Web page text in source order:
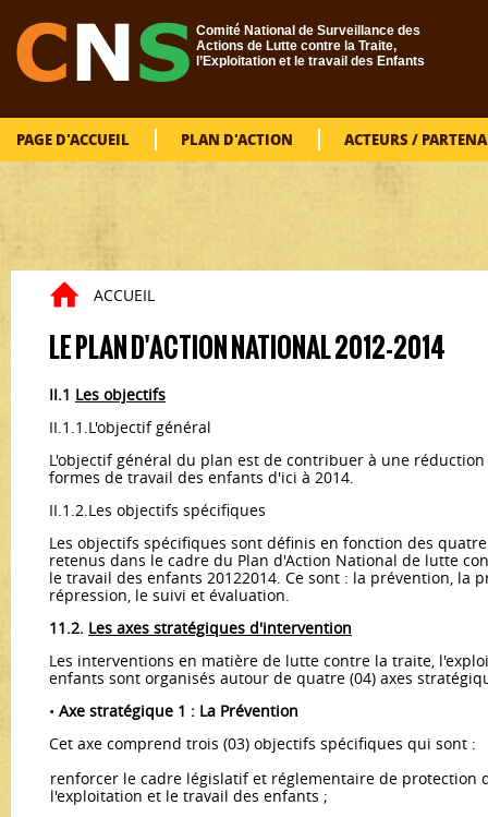
Comité National de Surveillance des
Actions de Lutte contre la Traite,
l’Exploitation et le travail des Enfants
PAGE D'ACCUEIL PLAN D'ACTION ACTEURS /
Vous êtes ici
ACCUEIL
LE PLAN D'ACTION NATIONAL 2012-2014
II.1 Les objectifs
II.1.1.L'objectif général
L'objectif général du plan est de contribuer à une
formes de travail des enfants d'ici à 2014.
II.1.2.Les objectifs spécifiques
Les objectifs spécifiques sont définis en fonction des
retenus dans le cadre du Plan d'Action National de lutte
le travail des enfants 2012­2014. Ce sont : la prévention, la
répression, le suivi et évaluation.
11.2. Les axes stratégiques d'intervention
Les interventions en matière de lutte contre la traite,
enfants sont organi­sés autour de quatre (04) axes
• Axe stratégique 1 : La Prévention
Cet axe comprend trois (03) objectifs spécifiques qui sont :
renforcer le cadre législatif et réglementaire de protection
l'exploi­tation et le travail des enfants ;